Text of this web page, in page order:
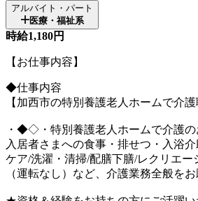
アルバイト・パート
医療・福祉系
時給1,180円
【お仕事内容】
◆仕事内容
【加西市の特別養護老人ホームで介
・◆◇・特別養護老人ホームで介護
入居者さまへの食事・排せつ・入浴
ケア/洗濯・清掃/配膳下膳/レクリエー
（運転なし）など、介護業務全般をお